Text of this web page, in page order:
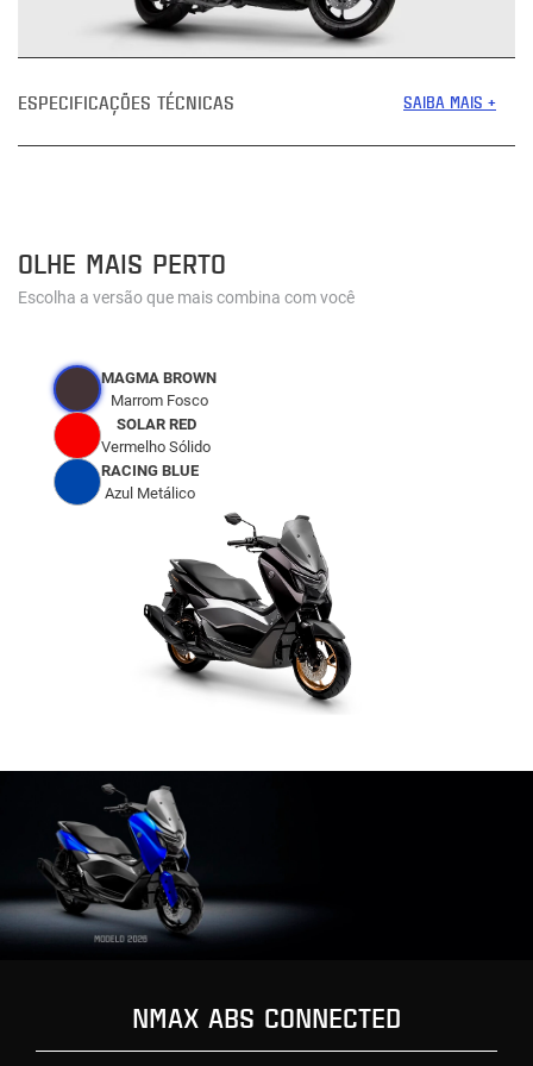
ESPECIFICAÇÕES TÉCNICAS SAIBA MAIS +
OLHE MAIS PERTO
Escolha a versão que mais combina com você
MAGMA BROWN
Marrom Fosco
SOLAR RED
Vermelho Sólido
RACING BLUE
Azul Metálico
NMAX ABS CONNECTED